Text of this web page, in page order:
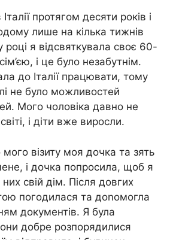
протягом десяти років і
лише на кілька тижнів
я відсвяткувала своє 60-
і це було незабутнім.
до Італії працювати, тому
не було можливостей
Мого чоловіка давно не
і діти вже виросли.
візиту моя дочка та зять
і дочка попросила, щоб я
свій дім. Після довгих
погодилася та доnомогла
документів. Я була
добре розпорядилися